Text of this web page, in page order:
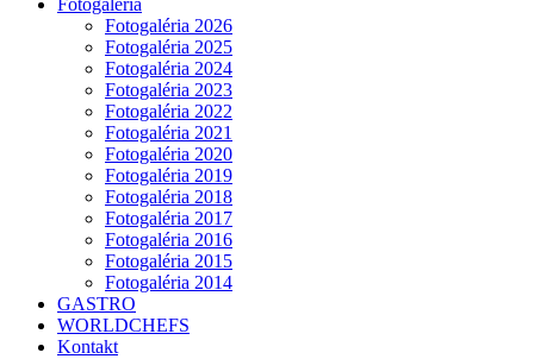
Fotogaléria
Fotogaléria 2026
Fotogaléria 2025
Fotogaléria 2024
Fotogaléria 2023
Fotogaléria 2022
Fotogaléria 2021
Fotogaléria 2020
Fotogaléria 2019
Fotogaléria 2018
Fotogaléria 2017
Fotogaléria 2016
Fotogaléria 2015
Fotogaléria 2014
GASTRO
WORLDCHEFS
Kontakt